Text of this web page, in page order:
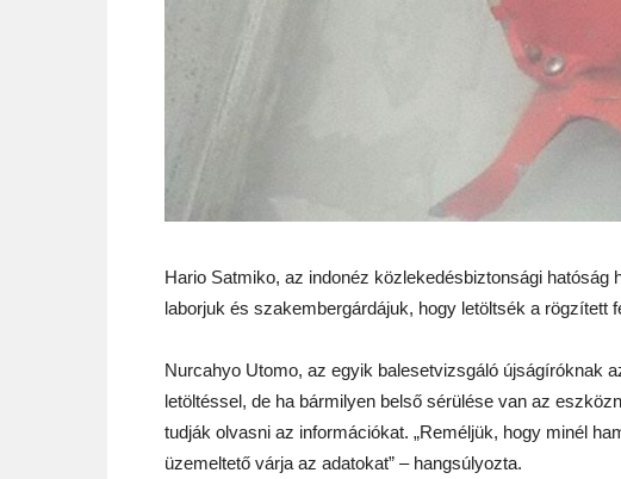
Hario Satmiko, az indonéz közlekedésbiztonsági
laborjuk és szakembergárdájuk, hogy letöltsék a rögzített
Nurcahyo Utomo, az egyik balesetvizsgáló újságíróknak
letöltéssel, de ha bármilyen belső sérülése van az
tudják olvasni az információkat. „Reméljük, hogy minél
üzemeltető várja az adatokat” – hangsúlyozta.